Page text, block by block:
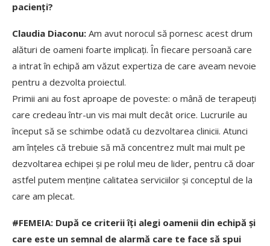
pacienți?
Claudia Diaconu: Am avut norocul să pornesc acest drum
alături de oameni foarte implicați. În fiecare persoană care
a intrat în echipă am văzut expertiza de care aveam nevoie
pentru a dezvolta proiectul.
Primii ani au fost aproape de poveste: o mână de terapeuți
care credeau într-un vis mai mult decât orice. Lucrurile au
început să se schimbe odată cu dezvoltarea clinicii. Atunci
am înțeles că trebuie să mă concentrez mult mai mult pe
dezvoltarea echipei și pe rolul meu de lider, pentru că doar
astfel putem menține calitatea serviciilor și conceptul de la
care am plecat.
#FEMEIA: După ce criterii îți alegi oamenii din echipă și
care este un semnal de alarmă care te face să spui